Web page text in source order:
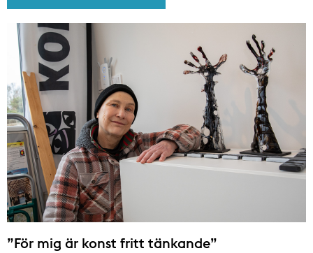
”För mig är konst fritt tänkande”